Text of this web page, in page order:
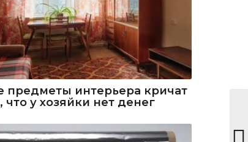
предметы интерьера кричат
что у хозяйки нет денег